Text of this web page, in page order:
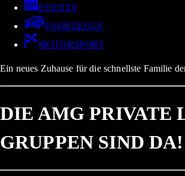
EVENTS
FAHRZEUGE
MOTORSPORT
Ein neues Zuhause für die schnellste Familie
DIE AMG PRIVATE
GRUPPEN SIND DA!